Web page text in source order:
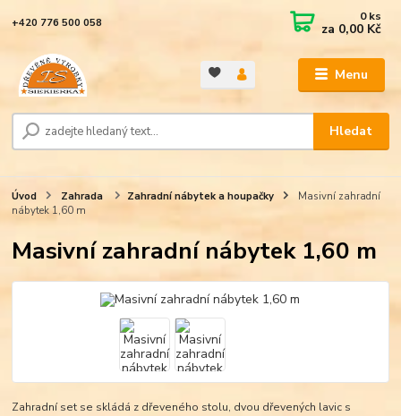
Menu
Hledat
+420 776 500 058 0ks
za 0,00 Kč
Úvod Zahrada Zahradní nábytek a houpačky
Masivní zahradní
nábytek 1,60 m
Masivní zahradní nábytek 1,60 m
Zahradní set se skládá z dřeveného stolu, dvou dřevených lavic s